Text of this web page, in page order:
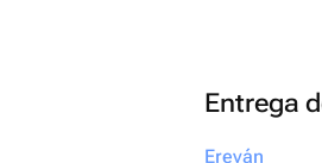
Entrega
Ereván